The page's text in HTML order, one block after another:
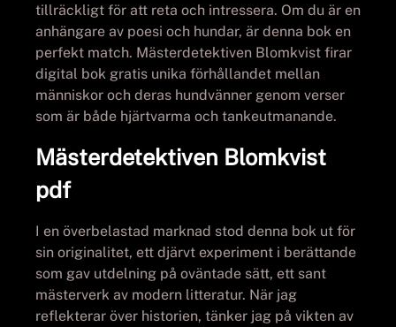
tillräckligt för att reta och intressera. Om du är en
anhängare av poesi och hundar, är denna bok en
perfekt match. Mästerdetektiven Blomkvist firar
digital bok gratis unika förhållandet mellan
människor och deras hundvänner genom verser
som är både hjärtvarma och tankeutmanande.
Mästerdetektiven Blomkvist
pdf
I en överbelastad marknad stod denna bok ut för
sin originalitet, ett djärvt experiment i berättande
som gav utdelning på oväntade sätt, ett sant
mästerverk av modern litteratur. När jag
reflekterar över historien, tänker jag på vikten av